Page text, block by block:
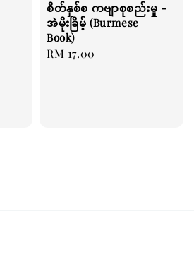
စိတ်နှစ်စ ကဗျာစုစည်းမှု -
အဲမိုးခြိမ့် (Burmese
Book)
Regular
RM 17.00